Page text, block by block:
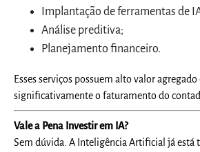
Implantação de ferramentas de
Análise preditiva;
Planejamento financeiro.
Esses serviços possuem alto valor
significativamente o faturamento do
Vale a Pena Investir em IA?
Sem dúvida. A Inteligência Artificial já está